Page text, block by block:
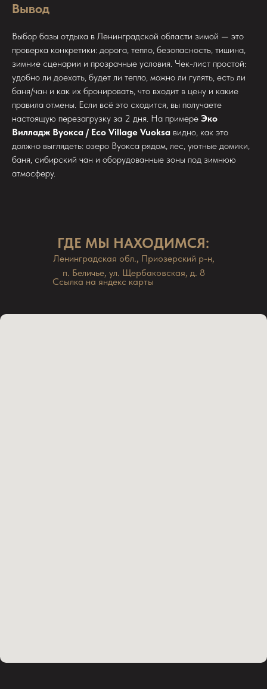
Вывод
Выбор базы отдыха в Ленинградской области зимой — это
проверка конкретики: дорога, тепло, безопасность, тишина,
зимние сценарии и прозрачные условия. Чек-лист простой:
удобно ли доехать, будет ли тепло, можно ли гулять, есть ли
баня/чан и как их бронировать, что входит в цену и какие
правила отмены. Если всё это сходится, вы получаете
настоящую перезагрузку за 2 дня. На примере Эко
Вилладж Вуокса / Eco Village Vuoksa видно, как это
должно выглядеть: озеро Вуокса рядом, лес, уютные домики,
баня, сибирский чан и оборудованные зоны под зимнюю
атмосферу.
ГДЕ МЫ НАХОДИМСЯ:
Ссылка на яндекс карты
Ленинградская обл., Приозерский р-н,
п. Беличье, ул. Щербаковская, д. 8